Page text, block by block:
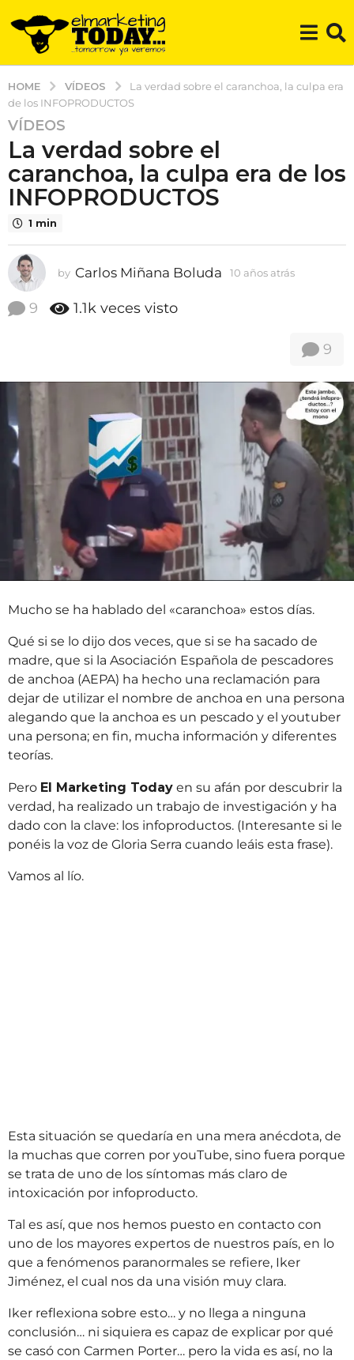
HOME VÍDEOS
La verdad sobre el caranchoa, la culpa era
de los INFOPRODUCTOS
1
0
ñ
o
s
t
r
s
a
r
VÍDEOS
La verdad sobre el
caranchoa, la culpa era de los
INFOPRODUCTOS
1 min
by Carlos Miñana Boluda 10 años atrás
á
9 1.1k veces visto
9
Mucho se ha hablado del «caranchoa» estos días.
Qué si se lo dijo dos veces, que si se ha sacado de
madre, que si la Asociación Española de pescadores
de anchoa (AEPA) ha hecho una reclamación para
dejar de utilizar el nombre de anchoa en una persona
alegando que la anchoa es un pescado y el youtuber
una persona; en fin, mucha información y diferentes
teorías.
Pero El Marketing Today en su afán por descubrir la
verdad, ha realizado un trabajo de investigación y ha
dado con la clave: los infoproductos. (Interesante si le
ponéis la voz de Gloria Serra cuando leáis esta frase).
Vamos al lío.
Esta situación se quedaría en una mera anécdota, de
la muchas que corren por youTube, sino fuera porque
se trata de uno de los síntomas más claro de
intoxicación por infoproducto.
Tal es así, que nos hemos puesto en contacto con
uno de los mayores expertos de nuestros país, en lo
que a fenómenos paranormales se refiere, Iker
Jiménez, el cual nos da una visión muy clara.
Iker reflexiona sobre esto… y no llega a ninguna
conclusión… ni siquiera es capaz de explicar por qué
se casó con Carmen Porter… pero la vida es así, no la